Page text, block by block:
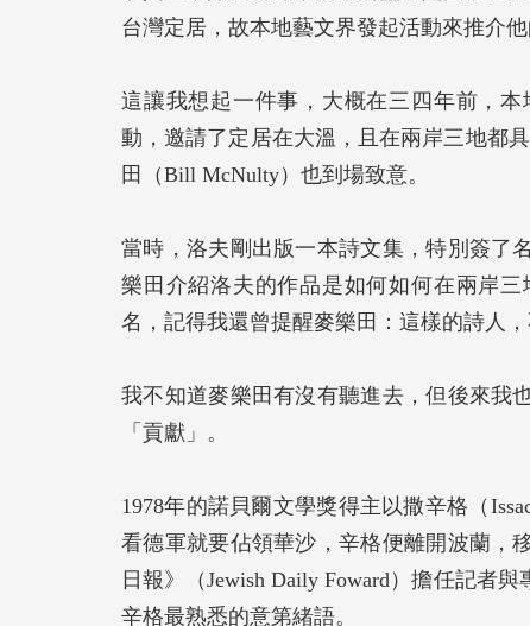
台灣定居，故本地藝文界發起活動來推介
這讓我想起一件事，大概在三四年前，
動，邀請了定居在大溫，且在兩岸三地都
田（Bill McNulty）也到場致意。
當時，洛夫剛出版一本詩文集，特別簽了
樂田介紹洛夫的作品是如何如何在兩岸
名，記得我還曾提醒麥樂田：這樣的詩人
我不知道麥樂田有沒有聽進去，但後來我
「貢獻」。
1978年的諾貝爾文學獎得主以撒辛格（
看德軍就要佔領華沙，辛格便離開波蘭，
日報》（Jewish Daily Foward）擔任記者
辛格最熟悉的意第緒語。